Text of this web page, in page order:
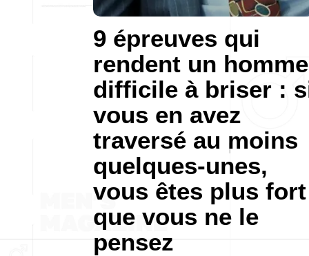
9 épreuves qui
rendent un homme
difficile à briser :
vous en avez
traversé au moins
quelques-unes,
vous êtes plus fort
que vous ne le
pensez